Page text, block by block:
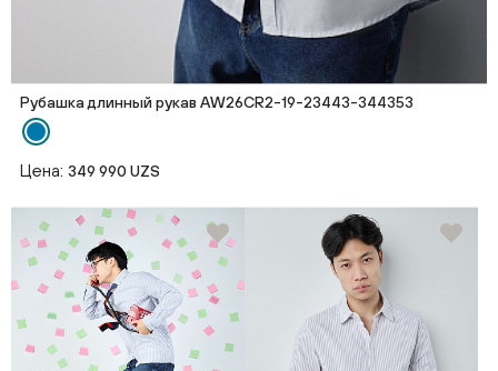
Рубашка длинный рукав AW26CR2-19-23443-344353
Цена: 349 990 UZS